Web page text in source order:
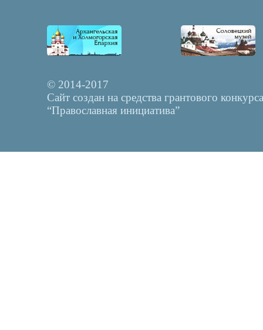
© 2014-2017
Сайт создан на средства грантового конкурса
“Православная инициатива”